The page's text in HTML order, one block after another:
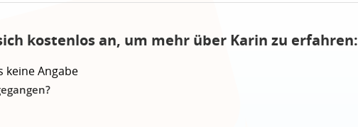
kostenlos an, um mehr über Karin zu erfahren:
keine Angabe